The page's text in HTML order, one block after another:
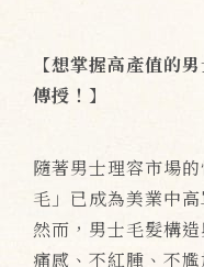
【想掌握高產值的
傳授！】
隨著男士理容市場
毛」已成為美業中
然而，男士毛髮構
痛感、不紅腫、不